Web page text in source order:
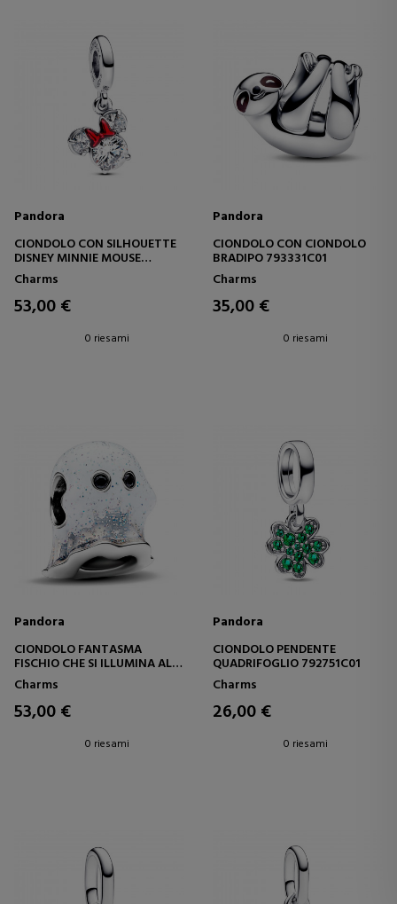
Pandora
CIONDOLO CON SILHOUETTE
DISNEY MINNIE MOUSE
793533C01
Charms
53,00 €
0 riesami
Pandora
CIONDOLO CON CIONDOLO
BRADIPO 793331C01
Charms
35,00 €
0 riesami
Pandora
CIONDOLO FANTASMA
FISCHIO CHE SI ILLUMINA AL
BUIO 793404C01
Charms
53,00 €
0 riesami
Pandora
CIONDOLO PENDENTE
QUADRIFOGLIO 792751C01
Charms
26,00 €
0 riesami